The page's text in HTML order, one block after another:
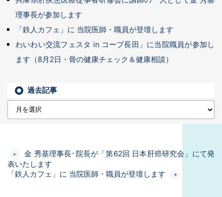
理事長が参加します
「鉄人カフェ」に 当院医師・職員が登壇します
わいわい交流フェスタ in コープ長田」に当院職員が参加し
ます（8月2日・骨の健康チェック＆健康相談）
過去記事
金 秀基理事長･院長が「第62回 日本肝癌研究会」にて発
表いたします
「鉄人カフェ」に 当院医師・職員が登壇します